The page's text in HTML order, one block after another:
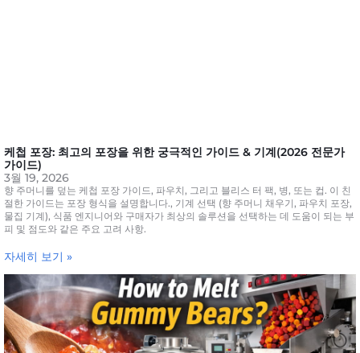
케첩 포장: 최고의 포장을 위한 궁극적인 가이드 & 기계(2026 전문가
가이드)
3월 19, 2026
향 주머니를 덮는 케첩 포장 가이드, 파우치, 그리고 블리스 터 팩, 병, 또는 컵. 이 친
절한 가이드는 포장 형식을 설명합니다., 기계 선택 (향 주머니 채우기, 파우치 포장,
물집 기계), 식품 엔지니어와 구매자가 최상의 솔루션을 선택하는 데 도움이 되는 부
피 및 점도와 같은 주요 고려 사항.
자세히 보기 »